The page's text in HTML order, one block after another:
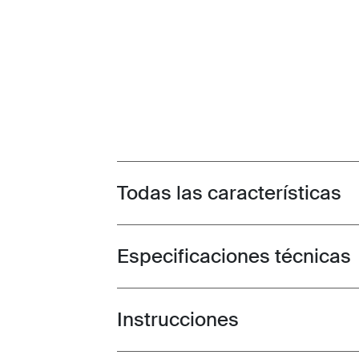
Toggle features
Todas las características
Toggle techspec
Especificaciones técnicas
Toggle guides and instructions
Instrucciones